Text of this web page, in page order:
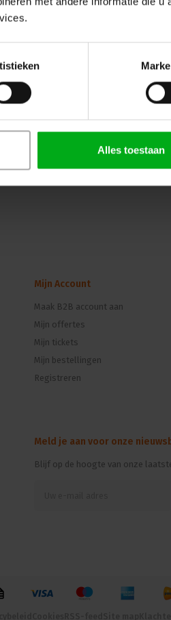
Alles toestaan
Mijn Account
Maak B2B account aan
Mijn offertes
Mijn tickets
Mijn bestellingen
Registreren
Meld je aan voor onze
Blijf op de hoogte van onze